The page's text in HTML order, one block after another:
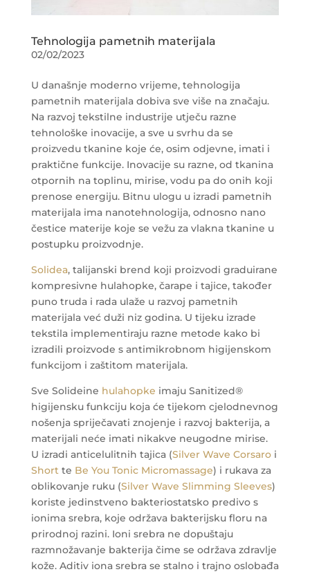
Tehnologija pametnih materijala
02/02/2023
U današnje moderno vrijeme, tehnologija
pametnih materijala dobiva sve više na značaju.
Na razvoj tekstilne industrije utječu razne
tehnološke inovacije, a sve u svrhu da se
proizvedu tkanine koje će, osim odjevne, imati i
praktične funkcije. Inovacije su razne, od tkanina
otpornih na toplinu, mirise, vodu pa do onih koji
prenose energiju. Bitnu ulogu u izradi pametnih
materijala ima nanotehnologija, odnosno nano
čestice materije koje se vežu za vlakna tkanine u
postupku proizvodnje.
Solidea, talijanski brend koji proizvodi graduirane
kompresivne hulahopke, čarape i tajice, također
puno truda i rada ulaže u razvoj pametnih
materijala već duži niz godina. U tijeku izrade
tekstila implementiraju razne metode kako bi
izradili proizvode s antimikrobnom higijenskom
funkcijom i zaštitom materijala.
Sve Solideine hulahopke imaju Sanitized®
higijensku funkciju koja će tijekom cjelodnevnog
nošenja spriječavati znojenje i razvoj bakterija, a
materijali neće imati nikakve neugodne mirise.
U izradi anticelulitnih tajica (Silver Wave Corsaroi
Shortte Be You Tonic Micromassage) i rukava za
oblikovanje ruku (Silver Wave Slimming Sleeves)
koriste jedinstveno bakteriostatsko predivo s
ionima srebra, koje održava bakterijsku floru na
prirodnoj razini. Ioni srebra ne dopuštaju
razmnožavanje bakterija čime se održava zdravlje
kože. Aditiv iona srebra se stalno i trajno oslobađa